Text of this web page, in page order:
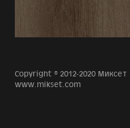
Copyright © 2012-2020 Миксет
www.mikset.com